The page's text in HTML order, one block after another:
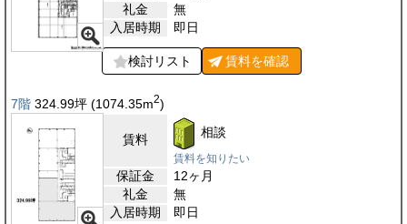
礼金
無
入居時期
即日
検討リスト 賃料を確認
7階 324.99坪 (1074.35m2)
賃料 相談
賃料を知りたい
保証金
12ヶ月
礼金
無
入居時期
即日